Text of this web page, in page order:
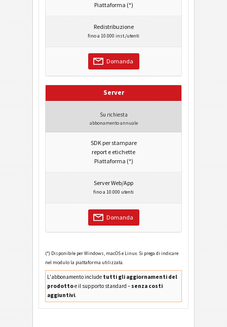
Piattaforma (*)
Redistribuzione
fino a 10.000 inst./utenti
Domanda
Server
Su richiesta
abbonamento annuale
SDK per stampare
report e etichette
Piattaforma (*)
Server Web/App
fino a 10.000 utenti
Domanda
(*) Disponibile per Windows, macOS e Linux. Si prega di indicare
nel modulo la piattaforma utilizzata.
L'abbonamento include tutti gli aggiornamenti del
prodottoe il supporto standard – senza costi
aggiuntivi.